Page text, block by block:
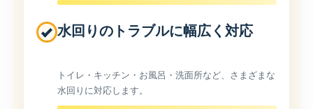
水回りのトラブルに幅広く対応
トイレ・キッチン・お風呂・洗面所など、さまざまな
水回りに対応します。